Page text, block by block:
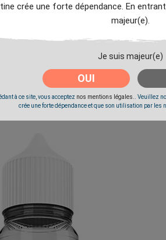
crée une forte dépendance. En
majeur(e).
Je suis majeur(e)
OUI
à ce site, vous acceptez nos mentions légales.. Veuillez
crée une forte dépendance et que son utilisation par les